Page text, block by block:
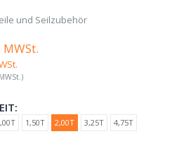
und Seilzubehör
1,50T 2,00T 3,25T 4,75T